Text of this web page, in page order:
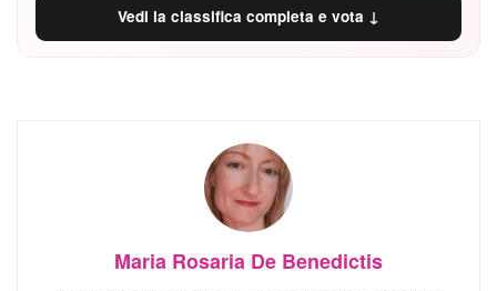
Vedi la classifica completa e vota ↓
Maria Rosaria De Benedictis